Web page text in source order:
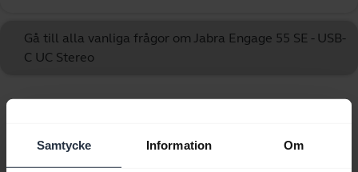
Samtycke Information Om
Gå till alla vanliga frågor om Jabra Engage 55 SE - USB-
C UC Stereo